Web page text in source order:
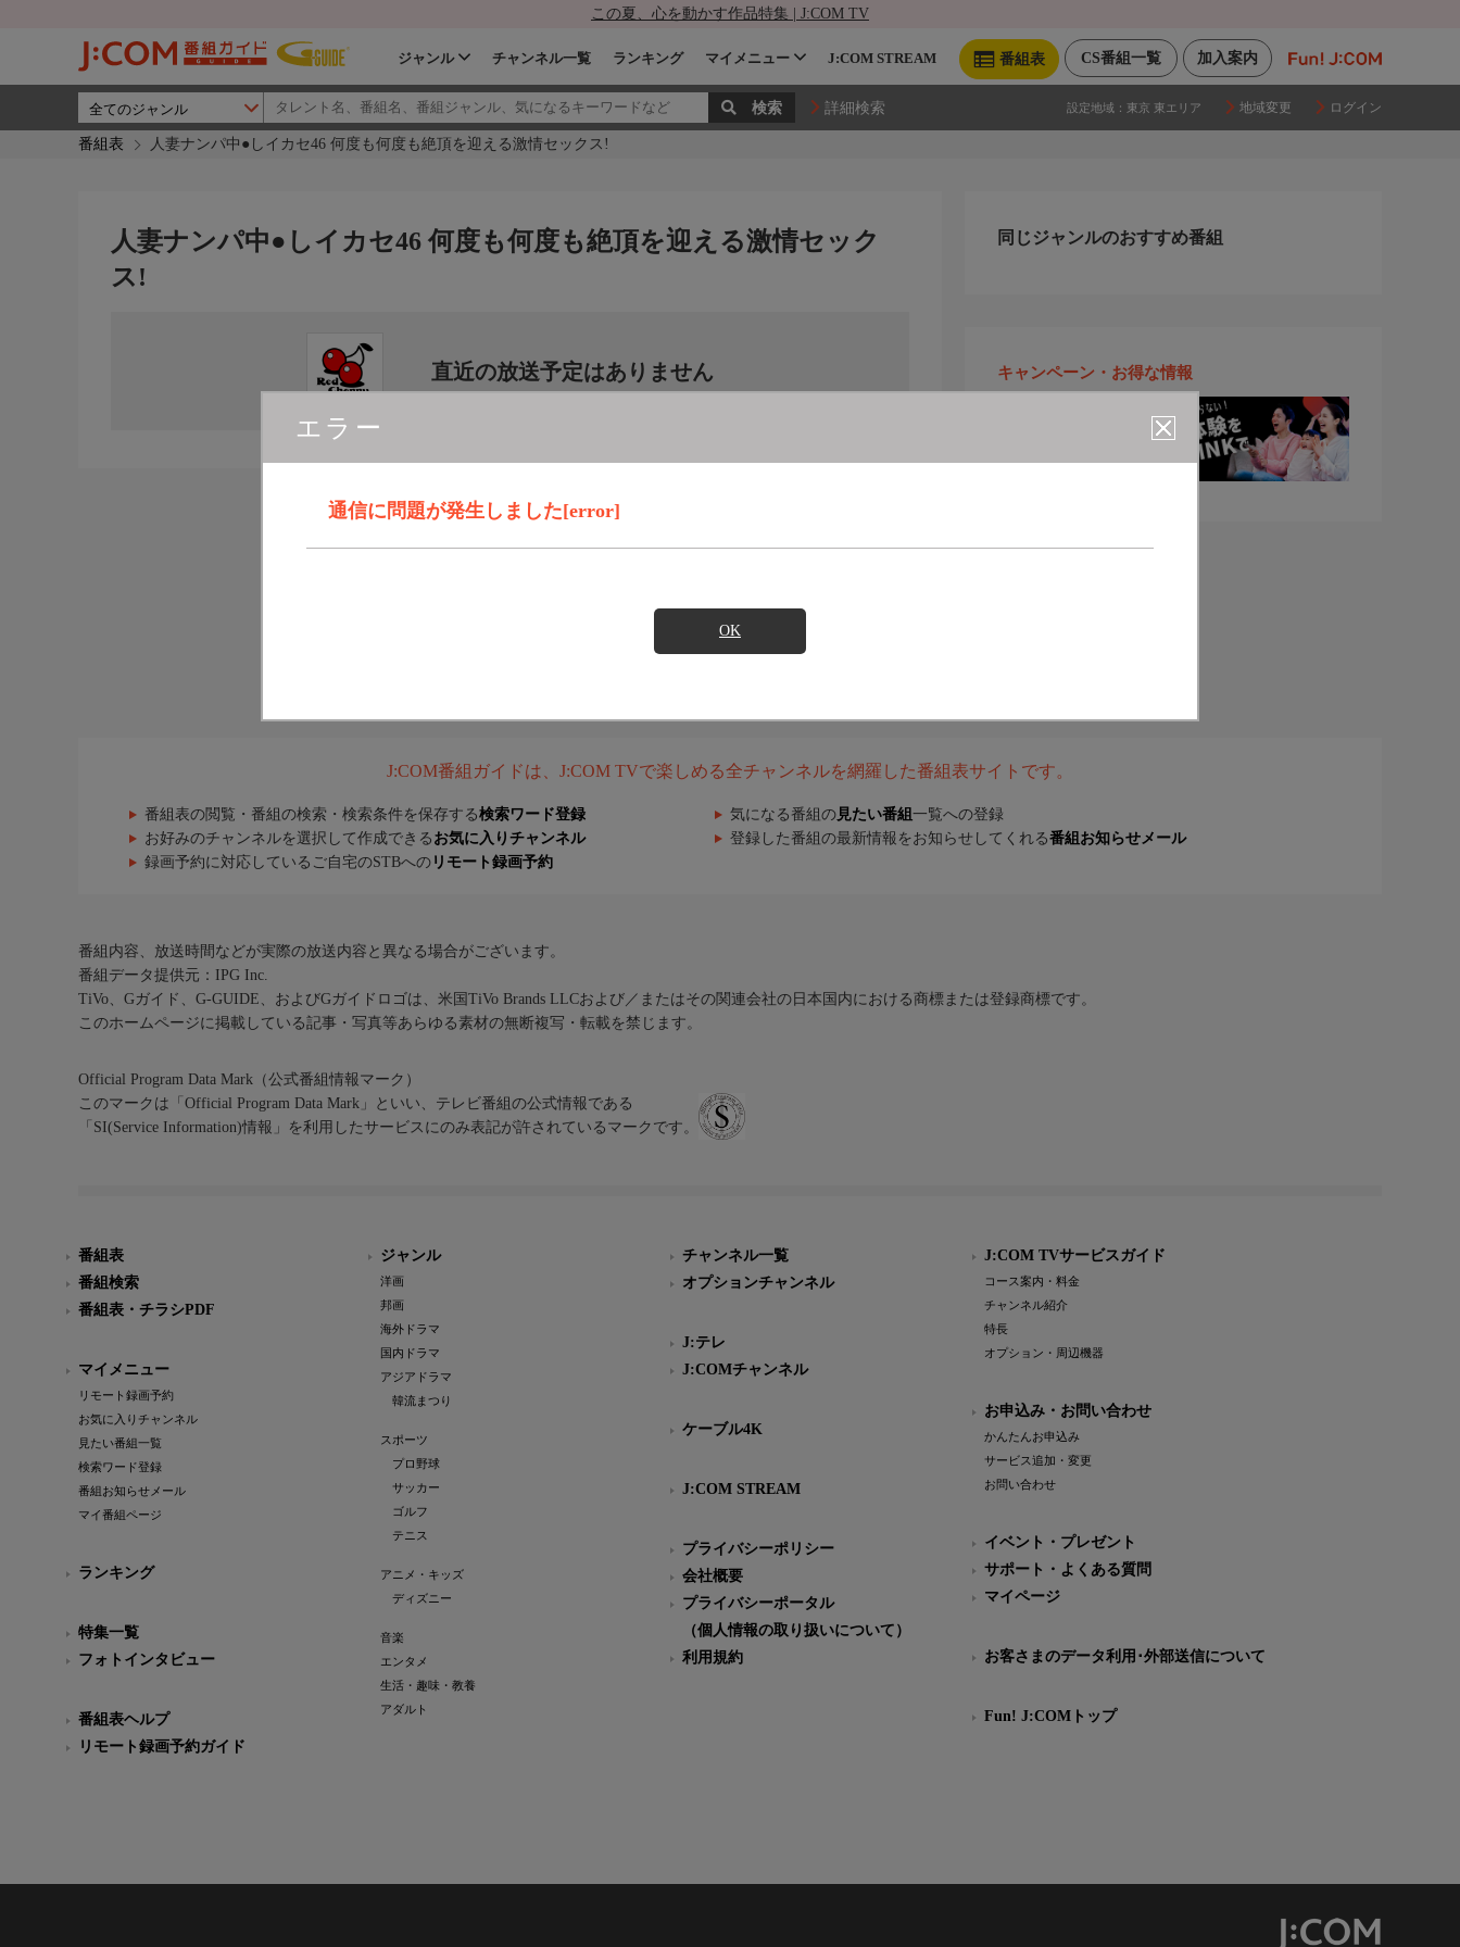
この夏、心を動かす作品特集 | J:COM TV
加入案内
CS番組一覧
番組表
ジャンル チャンネル一覧 ランキング マイメニュー J:COM STREAM
詳細検索 設定地域： 東京 東エリア 地域変更 ログイン
番組表 人妻ナンパ中●しイカセ46 何度も何度も絶頂を迎える激情セックス!
エラー
通信に問題が発生しました[error]
OK
人妻ナンパ中●しイカセ46 何度も何度も絶頂を迎える激情セック
ス!
直近の放送予定はありません
同じジャンルのおすすめ番組
キャンペーン・お得な情報
J:COM番組ガイドは、J:COM TVで楽しめる全チャンネルを網羅した番組表サイトです。
番組表の閲覧・番組の検索・検索条件を保存する検索ワード登録 気になる番組の 見たい番組 一覧への登録
お好みのチャンネルを選択して作成できる お気に入りチャンネル 登録した番組の最新情報をお知らせしてくれる番組お知らせメール
録画予約に対応しているご自宅のSTBへの リモート録画予約
番組内容、放送時間などが実際の放送内容と異なる場合がございます。
番組データ提供元：IPG Inc.
TiVo、Gガイド、G-GUIDE、およびGガイドロゴは、米国TiVo Brands LLCおよび／またはその関連会社の日本国内における商標または登録商標です。
このホームページに掲載している記事・写真等あらゆる素材の無断複写・転載を禁じます。
Official Program Data Mark（公式番組情報マーク）
このマークは「Official Program Data Mark」といい、テレビ番組の公式情報である
「SI(Service Information)情報」を利用したサービスにのみ表記が許されているマークです。
番組表
番組検索
番組表・チラシPDF
マイメニュー
リモート録画予約
お気に入りチャンネル
見たい番組一覧
検索ワード登録
番組お知らせメール
マイ番組ページ
ランキング
特集一覧
フォトインタビュー
番組表ヘルプ
リモート録画予約ガイド
ジャンル
洋画
邦画
海外ドラマ
国内ドラマ
アジアドラマ
韓流まつり
スポーツ
プロ野球
サッカー
ゴルフ
テニス
アニメ・キッズ
ディズニー
音楽
エンタメ
生活・趣味・教養
アダルト
チャンネル一覧
オプションチャンネル
J:テレ
J:COMチャンネル
ケーブル4K
J:COM STREAM
プライバシーポリシー
会社概要
プライバシーポータル
（個人情報の取り扱いについて）
利用規約
J:COM TVサービスガイド
コース案内・料金
チャンネル紹介
特長
オプション・周辺機器
お申込み・お問い合わせ
かんたんお申込み
サービス追加・変更
お問い合わせ
イベント・プレゼント
サポート・よくある質問
マイページ
お客さまのデータ利用･外部送信について
Fun! J:COMトップ